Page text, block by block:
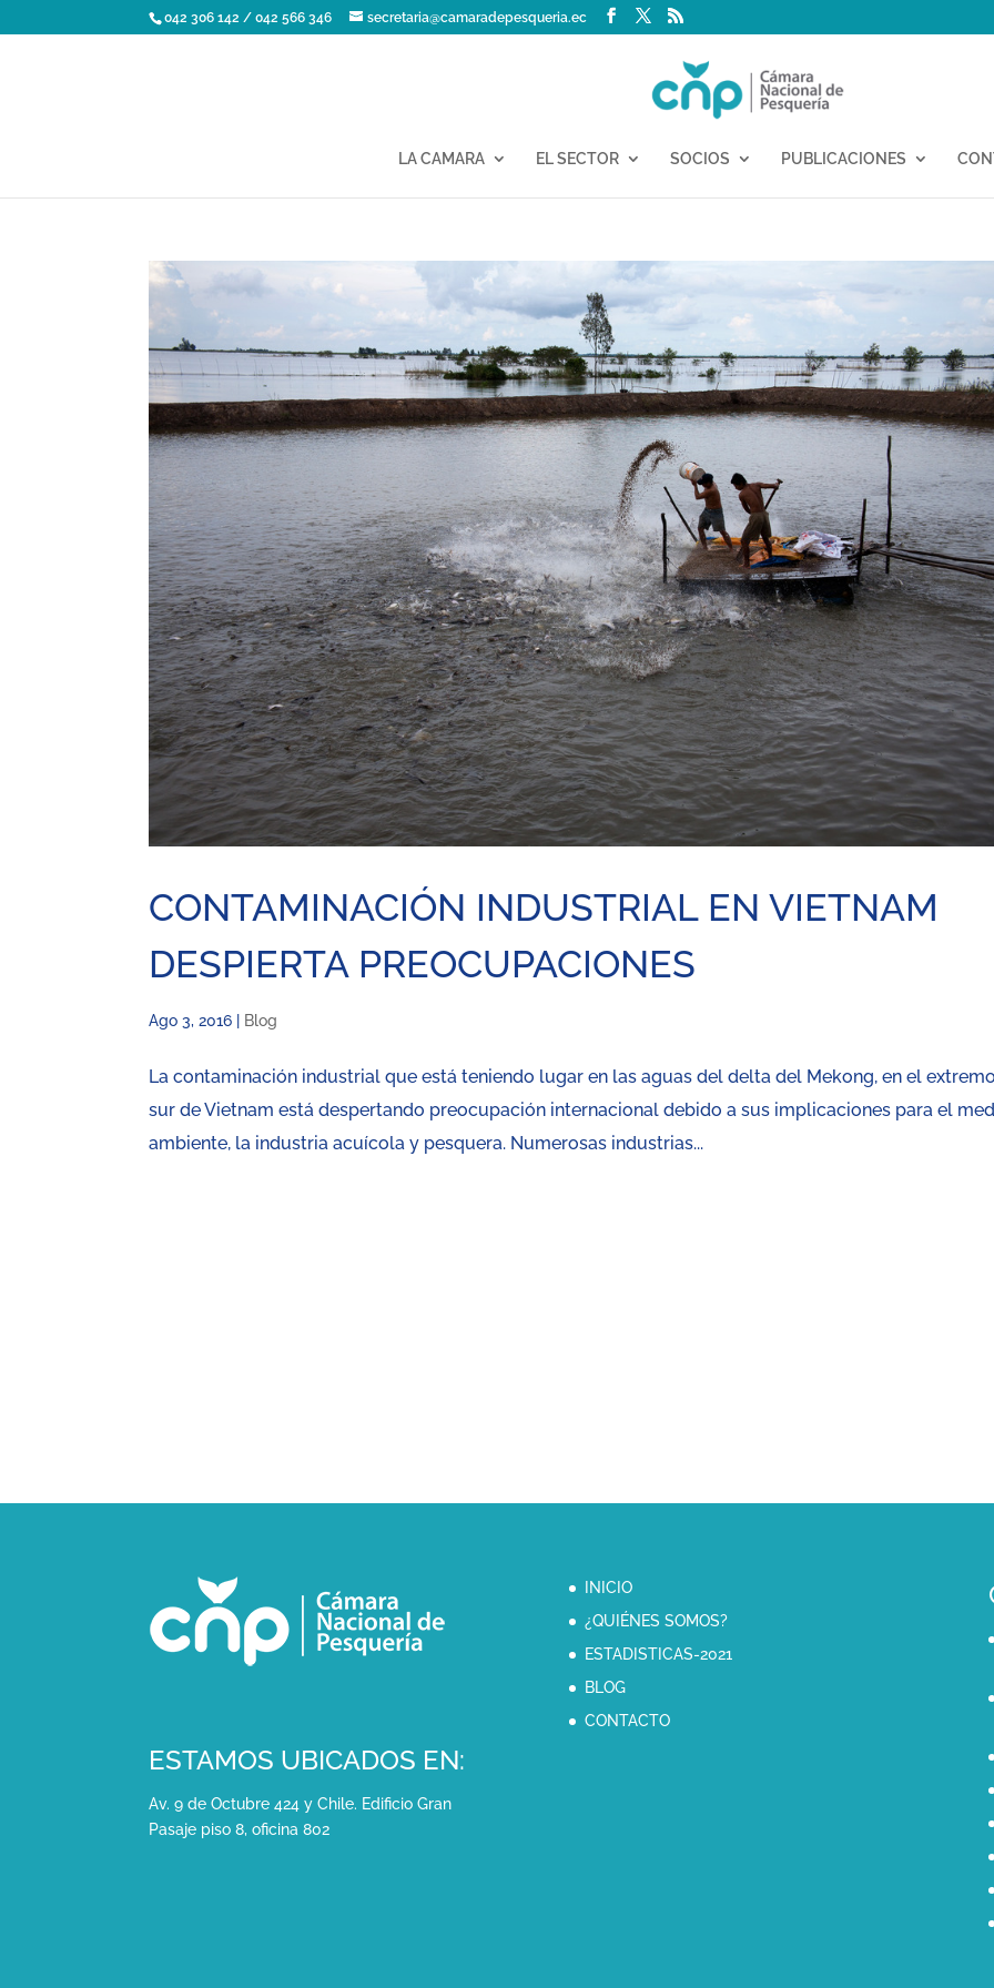
042 306 142 / 042 566 346 secretaria@camaradepesqueria.ec
LA CAMARA EL SECTOR SOCIOS PUBLICACIONES
CONTAMINACIÓN INDUSTRIAL EN VIETNAM
DESPIERTA PREOCUPACIONES
Ago 3, 2016 Blog
La contaminación industrial que está teniendo lugar en las aguas del delta del Mekong, en el
sur de Vietnam está despertando preocupación internacional debido a sus implicaciones para el
ambiente, la industria acuícola y pesquera. Numerosas industrias...
ESTAMOS UBICADOS EN:
Av. 9 de Octubre 424 y Chile. Edificio Gran
Pasaje piso 8, oficina 802
INICIO
¿QUIÉNES SOMOS?
ESTADISTICAS-2021
BLOG
CONTACTO